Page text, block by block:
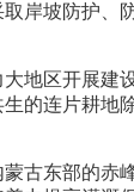
岸坡防护、
地区开展建
的连片耕地
古东部的赤